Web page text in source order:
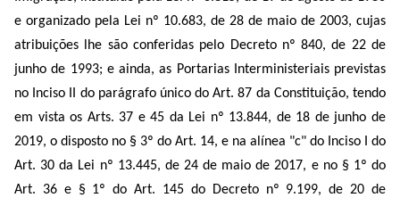
e organizado pela Lei nº 10.683, de 28 de maio de 2003, cujas
atribuições lhe são conferidas pelo Decreto nº 840, de 22 de
junho de 1993; e ainda, as Portarias Interministeriais previstas
no Inciso II do parágrafo único do Art. 87 da Constituição, tendo
em vista os Arts. 37 e 45 da Lei nº 13.844, de 18 de junho de
2019, o disposto no § 3º do Art. 14, e na alínea "c" do Inciso I do
Art. 30 da Lei nº 13.445, de 24 de maio de 2017, e no § 1º do
Art. 36 e § 1º do Art. 145 do Decreto nº 9.199, de 20 de